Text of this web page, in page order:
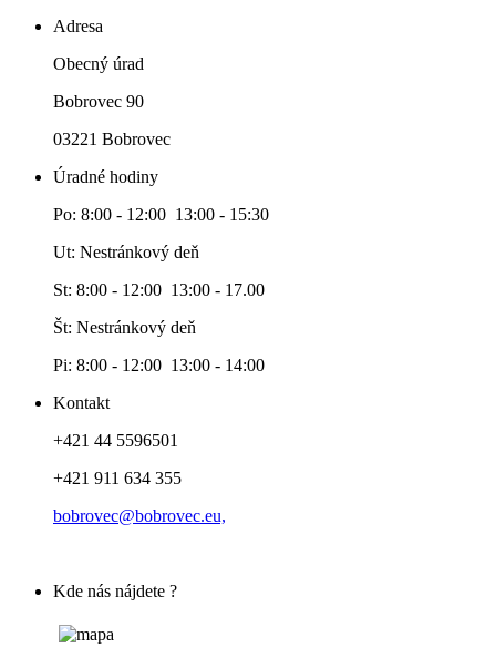
Adresa
Obecný úrad
Bobrovec 90
03221 Bobrovec
Úradné hodiny
Po: 8:00 - 12:00 13:00 - 15:30
Ut: Nestránkový deň
St: 8:00 - 12:00 13:00 - 17.00
Št: Nestránkový deň
Pi: 8:00 - 12:00 13:00 - 14:00
Kontakt
+421 44 5596501
+421 911 634 355
bobrovec@bobrovec.eu,
Kde nás nájdete ?